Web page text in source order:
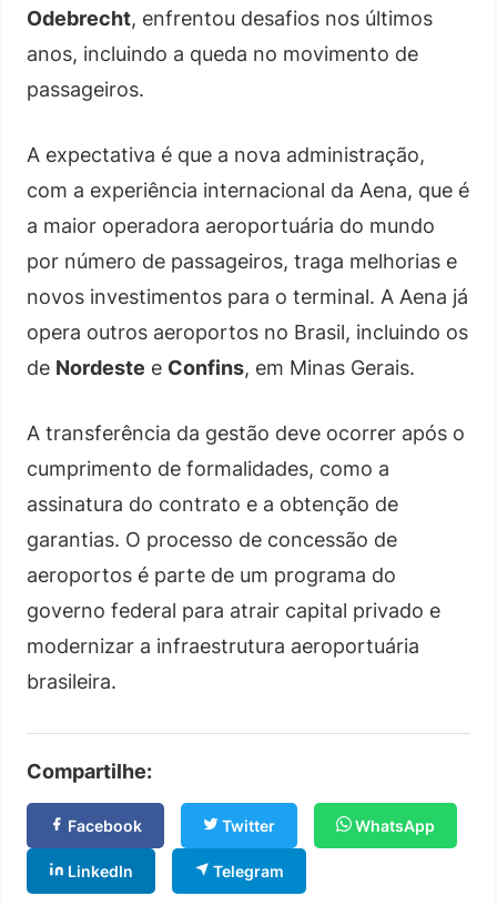
Odebrecht, enfrentou desafios nos últimos
anos, incluindo a queda no movimento de
passageiros.
A expectativa é que a nova administração,
com a experiência internacional da Aena, que é
a maior operadora aeroportuária do mundo
por número de passageiros, traga melhorias e
novos investimentos para o terminal. A Aena já
opera outros aeroportos no Brasil, incluindo os
de Nordeste e Confins, em Minas Gerais.
A transferência da gestão deve ocorrer após o
cumprimento de formalidades, como a
assinatura do contrato e a obtenção de
garantias. O processo de concessão de
aeroportos é parte de um programa do
governo federal para atrair capital privado e
modernizar a infraestrutura aeroportuária
brasileira.
Compartilhe:
Facebook Twitter WhatsApp
LinkedIn Telegram